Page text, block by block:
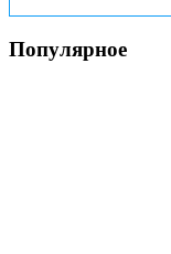
Популярное